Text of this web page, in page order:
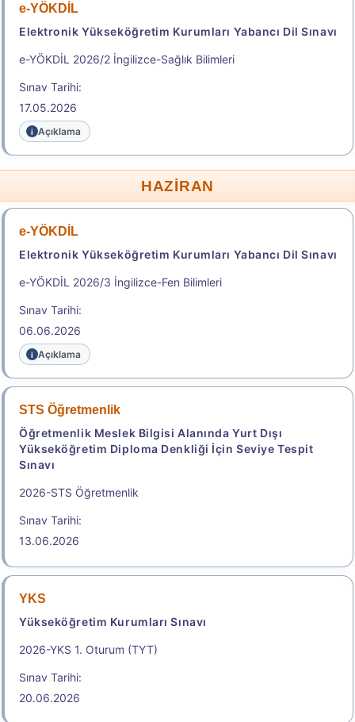
Sonuçlar
Aday İşlemleri Sistemi (AİS) Engelli Başvuru Kullanıcı
Kılavuzu
Adres İline Göre Tercih Edilebilecek Yakın Sınav
.2026-YÖKDİL/2
Yükseköğretim Kurumları Yabancı Dil Sınavı
Sonuç Tarihi: 26.08.2026
Sonuçlar
Başvuru Kılavuzu Aday Başvuru Formu
Aday İşlemleri Sistemi (AİS) Engelli Başvuru Kullanıcı
Başvuru Merkezleri
.2026-HMGS/2
e-YÖKDİL
Elektronik Yükseköğretim Kurumları Yabancı Dil Sınavı
e-YÖKDİL 2026/2 İngilizce-Sağlık Bilimleri
Sınav Tarihi:
17.05.2026
Açıklama
HAZİRAN
e-YÖKDİL
Elektronik Yükseköğretim Kurumları Yabancı Dil Sınavı
e-YÖKDİL 2026/3 İngilizce-Fen Bilimleri
Sınav Tarihi:
06.06.2026
Açıklama
STS Öğretmenlik
Öğretmenlik Meslek Bilgisi Alanında Yurt Dışı
Yükseköğretim Diploma Denkliği İçin Seviye Tespit
Sınavı
2026-STS Öğretmenlik
Sınav Tarihi:
13.06.2026
YKS
Yükseköğretim Kurumları Sınavı
2026-YKS 1. Oturum (TYT)
Sınav Tarihi:
20.06.2026